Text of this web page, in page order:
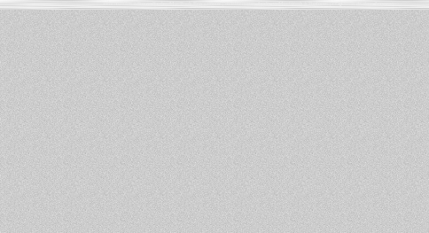
| | cr�ation de sites Internet